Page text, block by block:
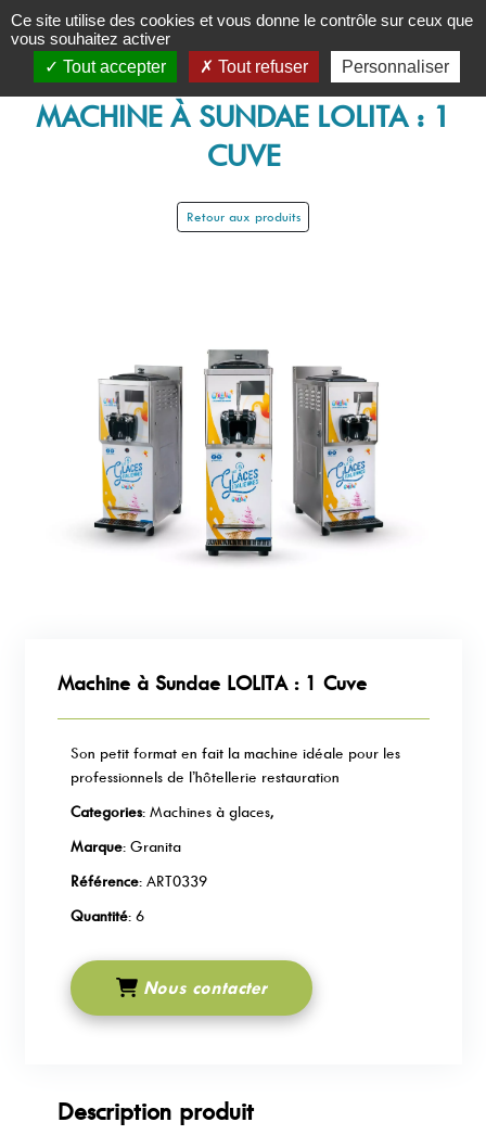
Panneau de gestion des cookies
Ce site utilise des cookies et vous donne le contrôle sur ceux que
vous souhaitez activer
Tout accepter
Tout refuser Personnaliser
MACHINE À SUNDAE LOLITA : 1
CUVE
Retour aux produits
Machine à Sundae LOLITA : 1 Cuve
Son petit format en fait la machine idéale pour les
professionnels de l’hôtellerie restauration
Categories: Machines à glaces,
Marque: Granita
Référence: ART0339
Quantité: 6
Nous contacter
Description produit